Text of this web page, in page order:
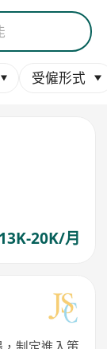
受僱形式
20K/月